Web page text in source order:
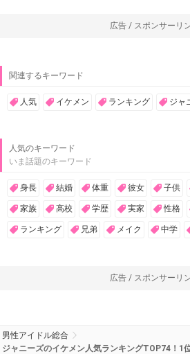
広告 / スポンサーリ
関連するキーワード
人気 イケメン ランキング ジャ
人気のキーワード
いま話題のキーワード
身長 結婚 体重 彼女 子供
家族 高校 学歴 実家 性格
ランキング 兄弟 メイク 中学
広告 / スポンサーリ
男性アイドル総合
ジャニーズのイケメン人気ランキングTOP74！1